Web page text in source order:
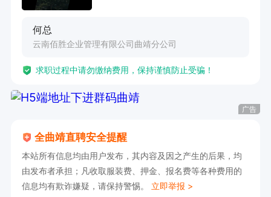
无责底薪370000、提成（业绩5-15%） 综合工资
五险、业绩奖金、下午茶补贴、食宿补贴、节假日
补贴、生日福利
何总
云南佰胜企业管理有限公司曲靖分公司
求职过程中请勿缴纳费用，保持谨慎防止受骗！
广告
全曲靖直聘安全提醒
本站所有信息均由用户发布，其内容及因之产生的后果，均
由发布者承担；凡收取服装费、押金、报名费等各种费用的
信息均有欺诈嫌疑，请保持警惕。 立即举报 >